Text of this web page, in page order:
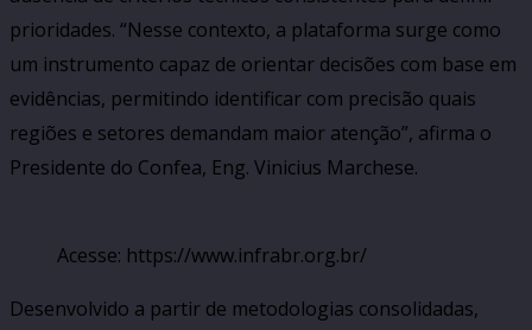
prioridades. “Nesse contexto, a plataforma surge como
um instrumento capaz de orientar decisões com base em
evidências, permitindo identificar com precisão quais
regiões e setores demandam maior atenção”, afirma o
Presidente do Confea, Eng. Vinicius Marchese.
Acesse: https://www.infrabr.org.br/
Desenvolvido a partir de metodologias consolidadas,